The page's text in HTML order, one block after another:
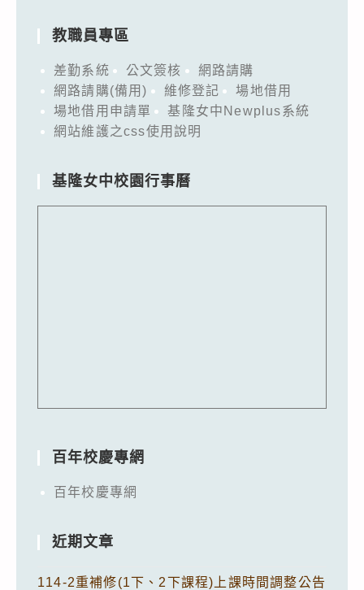
教職員專區
差勤系統 公文簽核
網路請購
網路請購(備用)
維修登記
場地借用
場地借用申請單
基隆女中Newplus系統
網站維護之css使用說明
基隆女中校園行事曆
百年校慶專網
百年校慶專網
近期文章
114-2重補修(1下、2下課程)上課時間調整公告